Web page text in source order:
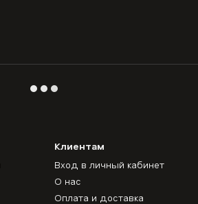
Клиентам
Вход в личный кабинет
О нас
Оплата и доставка